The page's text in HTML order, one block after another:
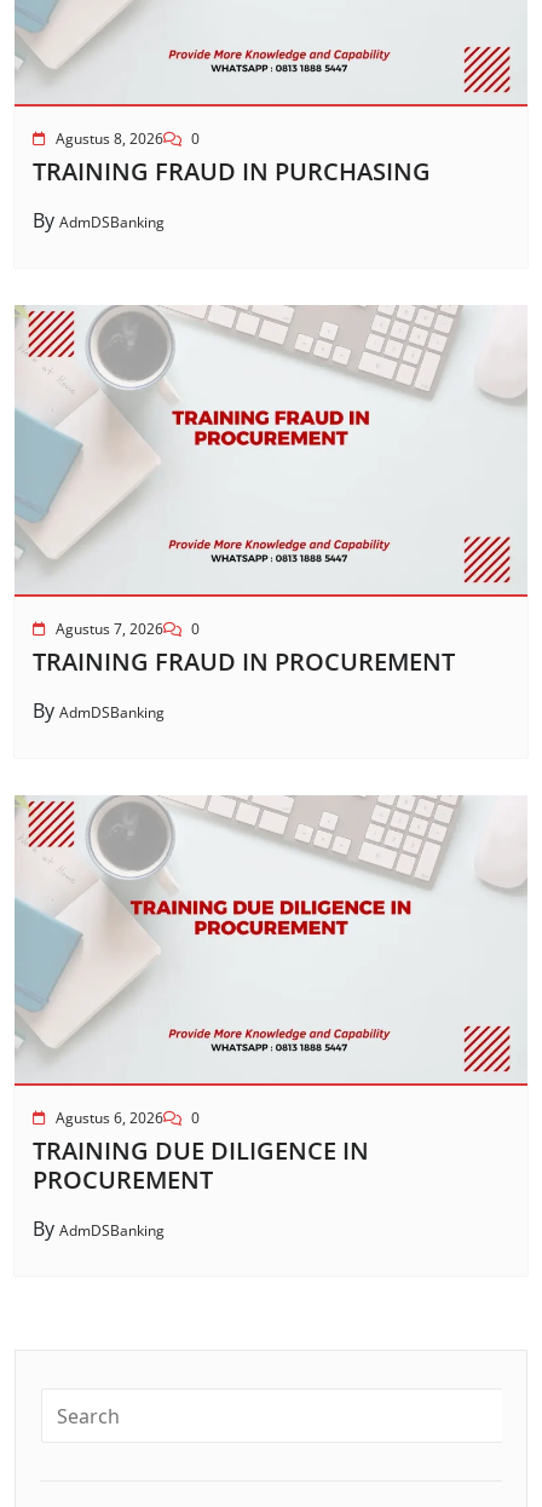
Agustus 8, 2026 0
TRAINING FRAUD IN PURCHASING
By AdmDSBanking
Agustus 7, 2026 0
TRAINING FRAUD IN PROCUREMENT
By AdmDSBanking
Agustus 6, 2026 0
TRAINING DUE DILIGENCE IN
PROCUREMENT
By AdmDSBanking